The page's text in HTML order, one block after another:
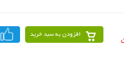
افزودن به سبد خرید